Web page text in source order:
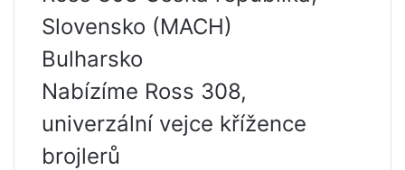
Slovensko (MACH)
Bulharsko
Nabízíme Ross 308,
univerzální vejce křížence
brojlerů